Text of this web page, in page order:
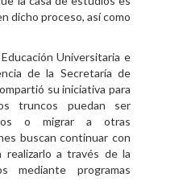
dicho proceso, así como
Universitaria e
de la Secretaría de
su iniciativa para
truncos puedan ser
o migrar a otras
buscan continuar con
realizarlo a través de la
mediante programas